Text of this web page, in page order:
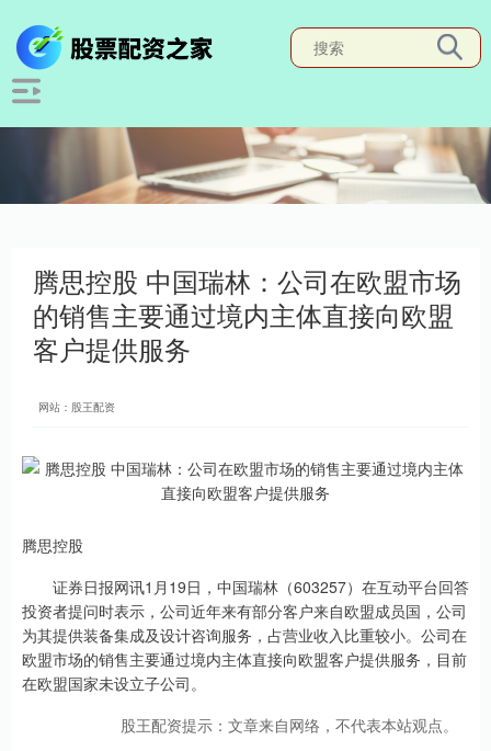
腾思控股 中国瑞林：公司在欧盟市场
的销售主要通过境内主体直接向欧盟
客户提供服务
网站：股王配资
腾思控股
证券日报网讯1月19日，中国瑞林（603257）在互动平台回答
投资者提问时表示，公司近年来有部分客户来自欧盟成员国，公司
为其提供装备集成及设计咨询服务，占营业收入比重较小。公司在
欧盟市场的销售主要通过境内主体直接向欧盟客户提供服务，目前
在欧盟国家未设立子公司。
股王配资提示：文章来自网络，不代表本站观点。